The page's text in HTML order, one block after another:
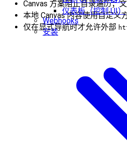
仪表板（控制 UI）
Webhooks
安装
Canvas 方案阻止目录遍历；
本地 Canvas 内容使用自定义
仅在显式导航时才允许外部